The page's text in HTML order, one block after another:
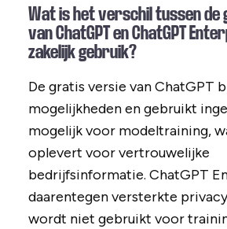
Wat is het verschil tussen
van ChatGPT en ChatGPT
zakelijk gebruik?
De gratis versie van ChatGPT
mogelijkheden en gebruikt
mogelijk voor modeltraining,
oplevert voor vertrouwelijke
bedrijfsinformatie. ChatGPT
daarentegen versterkte
wordt niet gebruikt voor